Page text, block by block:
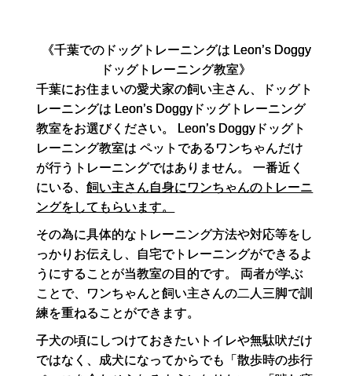
《千葉でのドッグトレーニングは Leon’s Doggy
ドッグトレーニング教室》
千葉にお住まいの愛犬家の飼い主さん、
ドッグト
レーニングは Leon’s Doggyドッグトレーニング
教室をお選びください。
Leon’s Doggyドッグト
レーニング教室は ペットであるワンちゃんだけ
が行うトレーニングではありません。
一番近く
にいる、飼い主さん自身にワンちゃんのトレーニ
ングをしてもらいます。
その為に具体的なトレーニング方法や対応等をし
っかりお伝えし、
自宅でトレーニングができるよ
うにすることが当教室の目的です。
両者が学ぶ
ことで、ワンちゃんと飼い主さんの二人三脚で訓
練を重ねることができます。
子犬の頃にしつけておきたいトイレや無駄吠だけ
ではなく、 成犬になってからでも「散歩時の歩行